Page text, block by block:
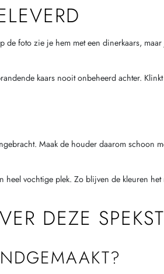
foto zie je hem met een dinerkaars,
kaars nooit onbeheerd achter.
Maak de houder daarom schoon
vochtige plek. Zo blijven de kleuren
DEZE